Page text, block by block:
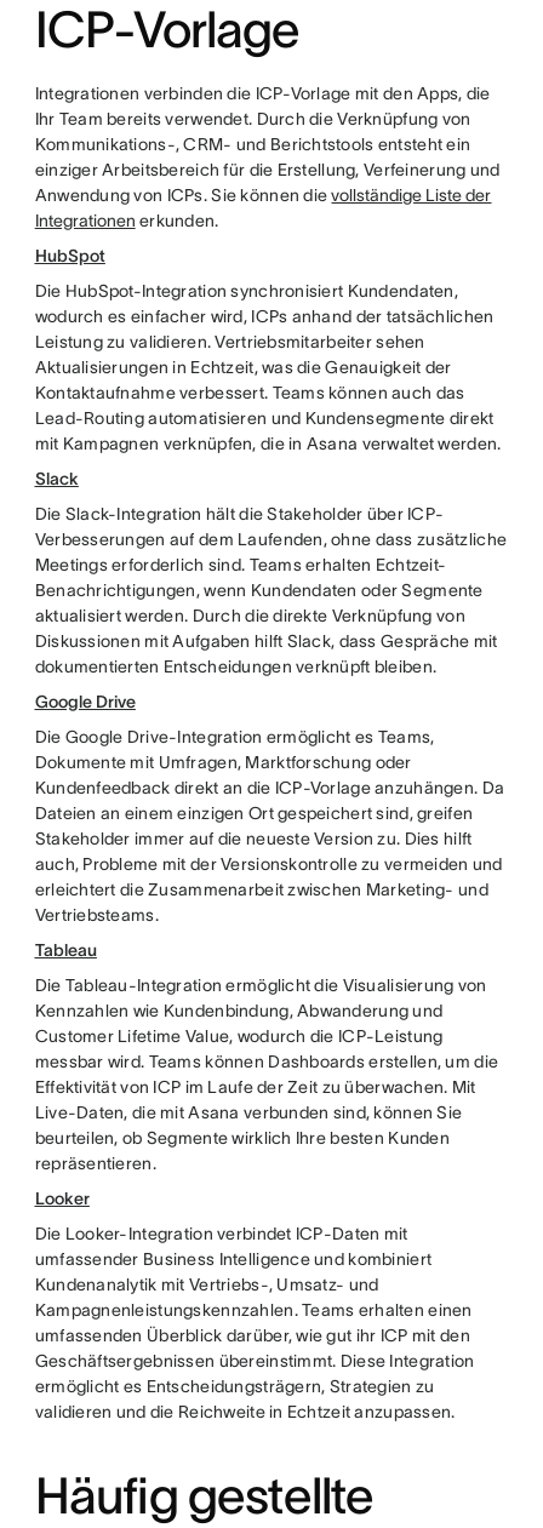
ICP-Vorlage
Integrationen verbinden die ICP-Vorlage mit den Apps, die
Ihr Team bereits verwendet. Durch die Verknüpfung von
Kommunikations-, CRM- und Berichtstools entsteht ein
einziger Arbeitsbereich für die Erstellung, Verfeinerung und
Anwendung von ICPs. Sie können dievollständige Liste der
Integrationen erkunden.
HubSpot
Die HubSpot-Integration synchronisiert Kundendaten,
wodurch es einfacher wird, ICPs anhand der tatsächlichen
Leistung zu validieren. Vertriebsmitarbeiter sehen
Aktualisierungen in Echtzeit, was die Genauigkeit der
Kontaktaufnahme verbessert. Teams können auch das
Lead-Routing automatisieren und Kundensegmente direkt
mit Kampagnen verknüpfen, die in Asana verwaltet werden.
Slack
Die Slack-Integration hält die Stakeholder über ICP-
Verbesserungen auf dem Laufenden, ohne dass zusätzliche
Meetings erforderlich sind. Teams erhalten Echtzeit-
Benachrichtigungen, wenn Kundendaten oder Segmente
aktualisiert werden. Durch die direkte Verknüpfung von
Diskussionen mit Aufgaben hilft Slack, dass Gespräche mit
dokumentierten Entscheidungen verknüpft bleiben.
Google Drive
Die Google Drive-Integration ermöglicht es Teams,
Dokumente mit Umfragen, Marktforschung oder
Kundenfeedback direkt an die ICP-Vorlage anzuhängen. Da
Dateien an einem einzigen Ort gespeichert sind, greifen
Stakeholder immer auf die neueste Version zu. Dies hilft
auch, Probleme mit der Versionskontrolle zu vermeiden und
erleichtert die Zusammenarbeit zwischen Marketing- und
Vertriebsteams.
Tableau
Die Tableau-Integration ermöglicht die Visualisierung von
Kennzahlen wie Kundenbindung, Abwanderung und
Customer Lifetime Value, wodurch die ICP-Leistung
messbar wird. Teams können Dashboards erstellen, um die
Effektivität von ICP im Laufe der Zeit zu überwachen. Mit
Live-Daten, die mit Asana verbunden sind, können Sie
beurteilen, ob Segmente wirklich Ihre besten Kunden
repräsentieren.
Looker
Die Looker-Integration verbindet ICP-Daten mit
umfassender Business Intelligence und kombiniert
Kundenanalytik mit Vertriebs-, Umsatz- und
Kampagnenleistungskennzahlen. Teams erhalten einen
umfassenden Überblick darüber, wie gut ihr ICP mit den
Geschäftsergebnissen übereinstimmt. Diese Integration
ermöglicht es Entscheidungsträgern, Strategien zu
validieren und die Reichweite in Echtzeit anzupassen.
Häufig gestellte